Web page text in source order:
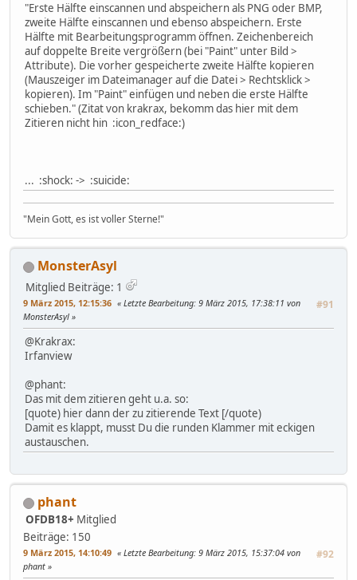
"Erste Hälfte einscannen und abspeichern als PNG oder BMP,
zweite Hälfte einscannen und ebenso abspeichern. Erste
Hälfte mit Bearbeitungsprogramm öffnen. Zeichenbereich
auf doppelte Breite vergrößern (bei "Paint" unter Bild >
Attribute). Die vorher gespeicherte zweite Hälfte kopieren
(Mauszeiger im Dateimanager auf die Datei > Rechtsklick >
kopieren). Im "Paint" einfügen und neben die erste Hälfte
schieben." (Zitat von krakrax, bekomm das hier mit dem
Zitieren nicht hin :icon_redface:)
... :shock: -> :suicide:
"Mein Gott, es ist voller Sterne!"
MonsterAsyl
Mitglied Beiträge: 1
9 März 2015, 12:15:36 #91
Letzte Bearbeitung: 9 März 2015, 17:38:11 von
MonsterAsyl
@Krakrax:
Irfanview
@phant:
Das mit dem zitieren geht u.a. so:
[quote) hier dann der zu zitierende Text [/quote)
Damit es klappt, musst Du die runden Klammer mit eckigen
austauschen.
phant
OFDB18+ Mitglied
Beiträge: 150
9 März 2015, 14:10:49 #92
Letzte Bearbeitung: 9 März 2015, 15:37:04 von
phant